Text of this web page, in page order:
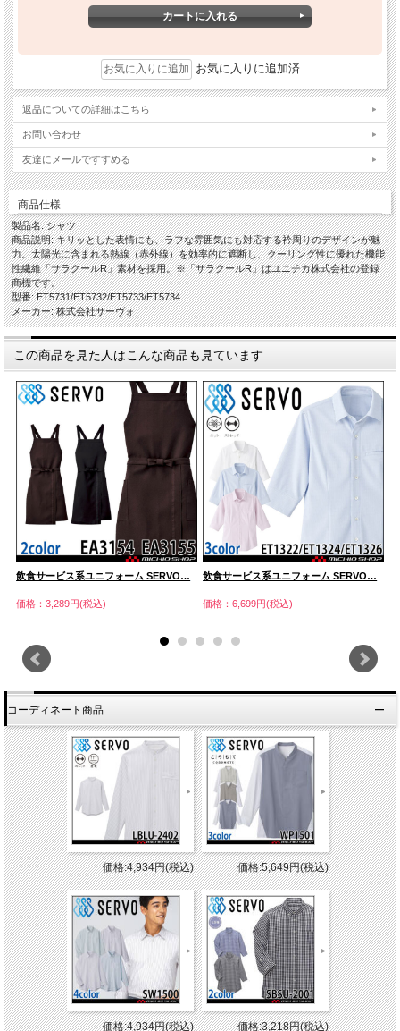
お気に入りに追加済
返品についての詳細はこちら
お問い合わせ
友達にメールですすめる
商品仕様
製品名: シャツ
商品説明: キリッとした表情にも、ラフな雰囲気にも対応する衿周りのデザインが魅
力。太陽光に含まれる熱線（赤外線）を効率的に遮断し、クーリング性に優れた機能
性繊維「サラクールR」素材を採用。※「サラクールR」はユニチカ株式会社の登録
商標です。
型番: ET5731/ET5732/ET5733/ET5734
メーカー: 株式会社サーヴォ
この商品を見た人はこんな商品も見ています
飲食サービス系ユニフォーム SERVO…
価格：3,289円(税込)
飲食サービス系ユニフォーム SERVO…
価格：6,699円(税込)
コーディネート商品
価格:4,934円(税込) 価格:5,649円(税込)
価格:4,934円(税込) 価格:3,218円(税込)